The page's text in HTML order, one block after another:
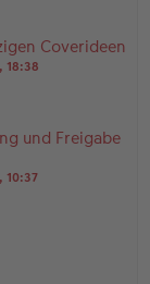
Coverideen
18:38
und Freigabe
10:37